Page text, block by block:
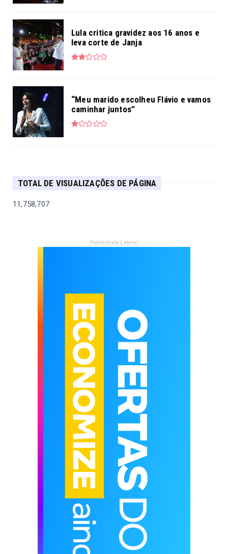
Lula critica gravidez aos 16 anos e
leva corte de Janja
“Meu marido escolheu Flávio e vamos
caminhar juntos”
TOTAL DE VISUALIZAÇÕES DE PÁGINA
11,758,707
- Publicidade Lateral -